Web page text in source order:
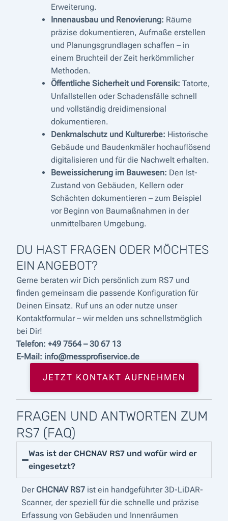
Erweiterung.
Innenausbau und Renovierung: Räume
präzise dokumentieren, Aufmaße erstellen
und Planungsgrundlagen schaffen – in
einem Bruchteil der Zeit herkömmlicher
Methoden.
Öffentliche Sicherheit und Forensik: Tatorte,
Unfallstellen oder Schadensfälle schnell
und vollständig dreidimensional
dokumentieren.
Denkmalschutz und Kulturerbe: Historische
Gebäude und Baudenkmäler hochauflösend
digitalisieren und für die Nachwelt erhalten.
Beweissicherung im Bauwesen: Den Ist-
Zustand von Gebäuden, Kellern oder
Schächten dokumentieren – zum Beispiel
vor Beginn von Baumaßnahmen in der
unmittelbaren Umgebung.
DU HAST FRAGEN ODER MÖCHTES
EIN ANGEBOT?
Gerne beraten wir Dich persönlich zum RS7 und
finden gemeinsam die passende Konfiguration für
Deinen Einsatz. Ruf uns an oder nutze unser
Kontaktformular – wir melden uns schnellstmöglich
bei Dir!
Telefon: +49 7564 – 30 67 13
E-Mail: info@messprofiservice.de
JETZT KONTAKT AUFNEHMEN
FRAGEN UND ANTWORTEN ZUM
RS7 (FAQ)
Was ist der CHCNAV RS7 und wofür wird er
eingesetzt?
Der CHCNAV RS7 ist ein handgeführter 3D-LiDAR-
Scanner, der speziell für die schnelle und präzise
Erfassung von Gebäuden und Innenräumen